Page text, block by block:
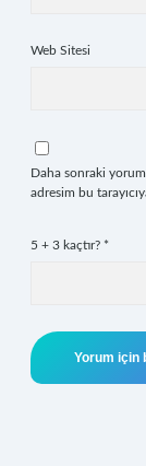
Web Sitesi
Daha sonraki
adresim bu
5 + 3 kaçtır? *